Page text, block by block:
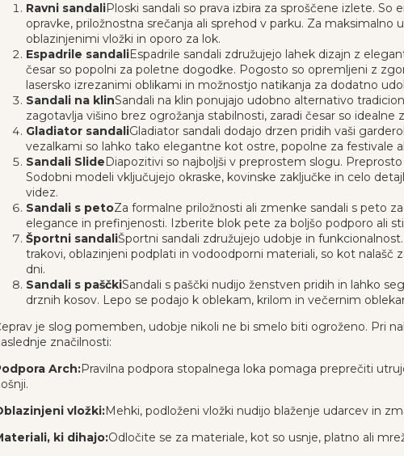
Ravni sandaliPloski sandali so prava izbira za sproščene izlete. So
opravke, priložnostna srečanja ali sprehod v parku. Za maksimalno
oblazinjenimi vložki in oporo za lok.
Espadrile sandaliEspadrile sandali združujejo lahek dizajn z
česar so popolni za poletne dogodke. Pogosto so opremljeni z
lasersko izrezanimi oblikami in možnostjo natikanja za dodatno
Sandali na klinSandali na klin ponujajo udobno alternativo
zagotavlja višino brez ogrožanja stabilnosti, zaradi česar so idealne
Gladiator sandaliGladiator sandali dodajo drzen pridih vaši
vezalkami so lahko tako elegantne kot ostre, popolne za festivale
Sandali Slide Diapozitivi so najboljši v preprostem slogu.
Sodobni modeli vključujejo okraske, kovinske zaključke in celo
videz.
Sandali s petoZa formalne priložnosti ali zmenke sandali s peto
elegance in prefinjenosti. Izberite blok pete za boljšo podporo ali
Športni sandaliŠportni sandali združujejo udobje in
trakovi, oblazinjeni podplati in vodoodporni materiali, so kot nalašč
dni.
Sandali s paščkiSandali s paščki nudijo ženstven pridih in lahko
drznih kosov. Lepo se podajo k oblekam, krilom in večernim
je slog pomemben, udobje nikoli ne bi smelo biti ogroženo. Pri
značilnosti:
Arch:Pravilna podpora stopalnega loka pomaga preprečiti
vložki:Mehki, podloženi vložki nudijo blaženje udarcev in
ki dihajo:Odločite se za materiale, kot so usnje, platno ali